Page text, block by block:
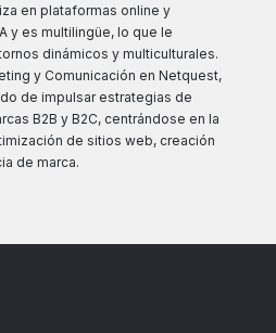
en plataformas online y
y es multilingüe, lo que le
dinámicos y multiculturales.
y Comunicación en Netquest,
de impulsar estrategias de
B2B y B2C, centrándose en la
de sitios web, creación
de marca.